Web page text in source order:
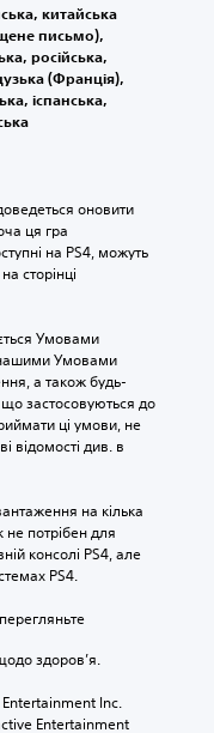
китайська
письмо),
російська,
(Франція),
іспанська,
оновити
ця гра
на PS4, можуть
сторінці
Умовами
нашими Умовами
а також будь-
застосовуються до
ці умови, не
відомості див. в
на кілька
потрібен для
консолі PS4, але
PS4.
здоров’я.
Inc.
Entertainment